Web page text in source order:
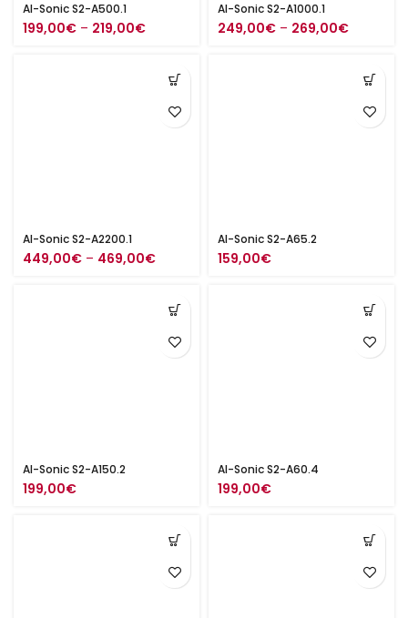
AI-Sonic S2-A500.1
199,00€ – 219,00€Hintaluokka:
219,00€
AI-Sonic S2-A1000.1
249,00€ – 269,00€
269,00€
AI-Sonic S2-A2200.1
449,00€ – 469,00€Hintaluokka:
469,00€
AI-Sonic S2-A65.2
159,00€
AI-Sonic S2-A150.2
199,00€
AI-Sonic S2-A60.4
199,00€